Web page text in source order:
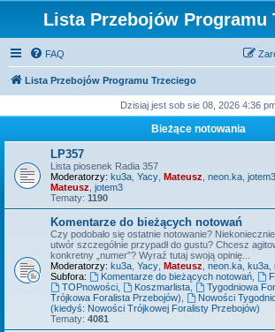
Lista Przebojów Programu
FAQ
Lista Przebojów Programu Trzeciego
Dzisiaj jest sob sie 08, 2026 4:36
Bieżące notowania
LP357
Lista piosenek Radia 357
Moderatorzy: ku3a Yacy Mateusz neon.ka jotem3
Mateusz jotem3
Tematy: 1190
Komentarze do bieżących notowań
Czy podobało się ostatnie notowanie?
utwór szczególnie przypadł do gustu? Chcesz
konkretny „numer”? Wyraź tutaj swoją opinię...
Moderatorzy: ku3a Yacy Mateusz neon.ka ku3a
Subfora:
Komentarze do bieżących notowań,
TOPnowości, Koszmarlista,
Tygodniowa
Trójkowa Foralista Przebojów)
Nowości
(kiedyś: Nowości Trójkowej Foralisty Przebojów)
Tematy: 4081